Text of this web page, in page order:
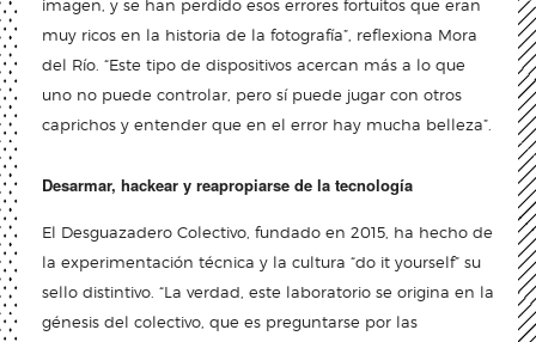
imagen, y se han perdido esos errores fortuitos que eran
muy ricos en la historia de la fotografía”, reflexiona Mora
del Río. “Este tipo de dispositivos acercan más a lo que
uno no puede controlar, pero sí puede jugar con otros
caprichos y entender que en el error hay mucha belleza”.
Desarmar, hackear y reapropiarse de la tecnología
El Desguazadero Colectivo, fundado en 2015, ha hecho de
la experimentación técnica y la cultura “do it yourself” su
sello distintivo. “La verdad, este laboratorio se origina en la
génesis del colectivo, que es preguntarse por las